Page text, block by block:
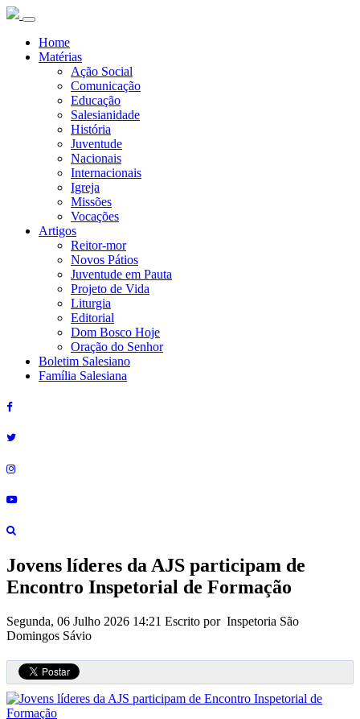
Home
Matérias
Ação Social
Comunicação
Educação
Salesianidade
História
Juventude
Nacionais
Internacionais
Igreja
Missões
Vocações
Artigos
Reitor-mor
Novos Pátios
Juventude em Pauta
Projeto de Vida
Liturgia
Editorial
Dom Bosco Hoje
Oração do Senhor
Boletim Salesiano
Família Salesiana
Jovens líderes da AJS participam de
Encontro Inspetorial de Formação
Segunda, 06 Julho 2026 14:21 Escrito por Inspetoria São
Domingos Sávio